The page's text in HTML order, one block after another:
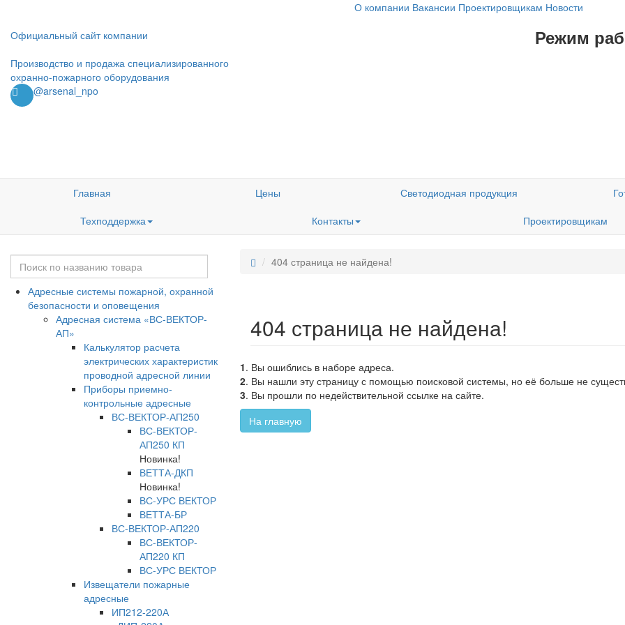
О компании Вакансии Проектировщикам Новости
Официальный сайт компании
Производство и продажа специализированного
охранно-пожарного оборудования
@arsenal_npo
Режим
Главная Цены Светодиодная продукция
Техподдержка
Контакты Проектировщикам
Адресные системы пожарной, охранной
безопасности и оповещения
Адресная система «ВС-ВЕКТОР-
АП»
Калькулятор расчета
электрических характеристик
проводной адресной линии
Приборы приемно-
контрольные адресные
ВС-ВЕКТОР-АП250
ВС-ВЕКТОР-
АП250 КП
Новинка!
ВЕТТА-ДКП
Новинка!
ВС-УРС ВЕКТОР
ВЕТТА-БР
ВС-ВЕКТОР-АП220
ВС-ВЕКТОР-
АП220 КП
ВС-УРС ВЕКТОР
Извещатели пожарные
адресные
ИП212-220А
404 страница не найдена!
404 страница не найдена!
1. Вы ошиблись в наборе адреса.
2. Вы нашли эту страницу с помощью поисковой системы, но её больше не
3. Вы прошли по недействительной ссылке на сайте.
На главную